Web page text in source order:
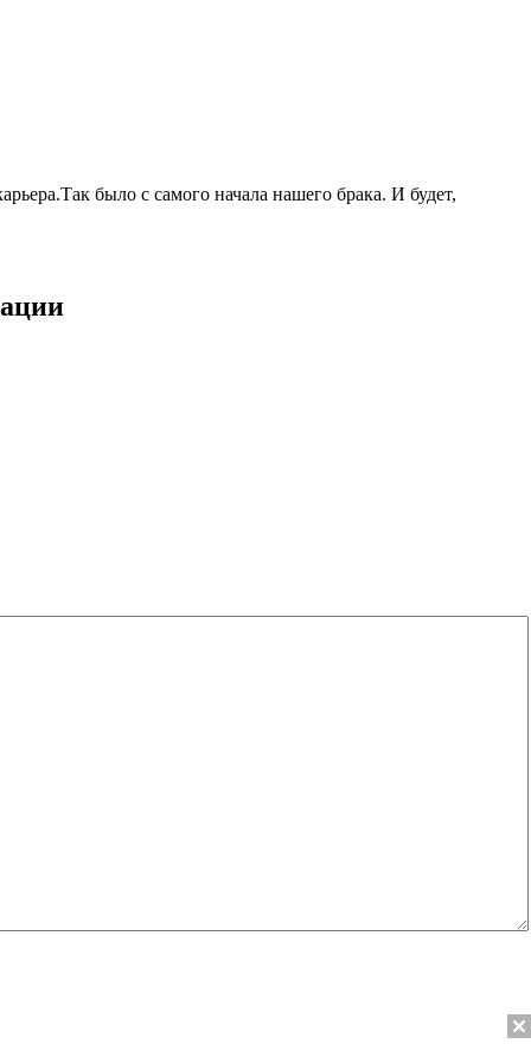
было с самого начала нашего брака. И будет,